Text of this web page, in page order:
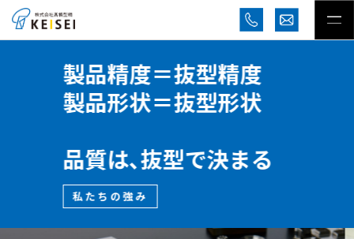
独自の精密抜型と
プレス加工の融合
ご提案いたします